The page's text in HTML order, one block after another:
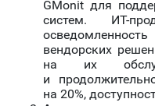
GMonit для
систем. ИТ-
вендорских
на их
и
на 20%,